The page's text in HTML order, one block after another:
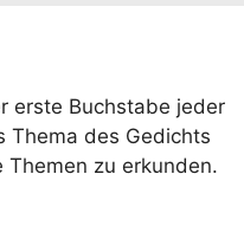
erste Buchstabe jeder
Thema des Gedichts
zu erkunden.